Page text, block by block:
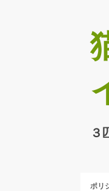
３
ポリ